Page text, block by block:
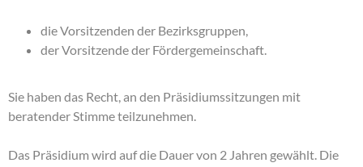
die Vorsitzenden der Bezirksgruppen,
der Vorsitzende der Fördergemeinschaft.
Sie haben das Recht, an den Präsidiumssitzungen mit
beratender Stimme teilzunehmen.
Das Präsidium wird auf die Dauer von 2 Jahren gewählt. Die